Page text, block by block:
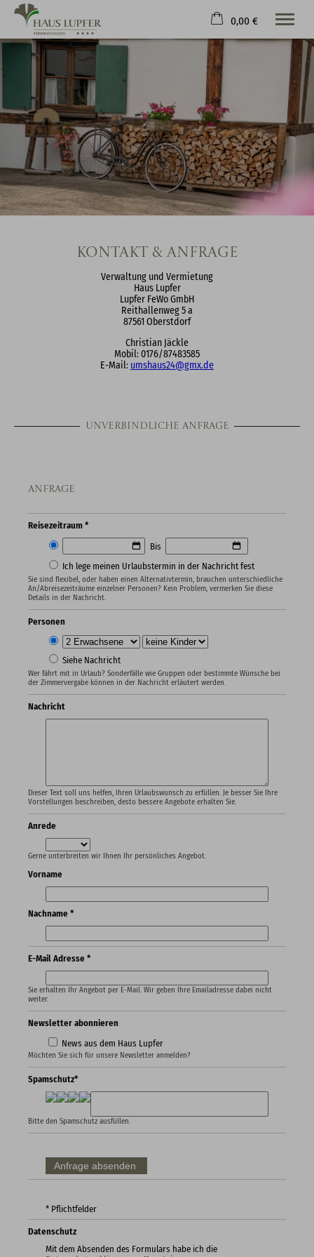
Willkommen
Wohnen & Preise
Freizeit
Kontakt & Service
Tel.+49 176 874 835 85
0,00 €
Kontakt & Anfrage
Verwaltung und Vermietung
Haus Lupfer
Lupfer FeWo GmbH
Reithallenweg 5 a
87561 Oberstdorf
Christian Jäckle
Mobil: 0176/87483585
E-Mail: umshaus24@gmx.de
Unverbindliche Anfrage
Anfrage
Reisezeitraum *
Bis
Ich lege meinen Urlaubstermin in der Nachricht fest
Sie sind flexibel, oder haben einen Alternativtermin, brauchen unterschiedliche
An/Abreisezeiträume einzelner Personen? Kein Problem, vermerken Sie diese
Details in der Nachricht.
Personen
Siehe Nachricht
Wer fährt mit in Urlaub? Sonderfälle wie Gruppen oder bestimmte Wünsche bei
der Zimmervergabe können in der Nachricht erläutert werden.
Nachricht
Dieser Text soll uns helfen, Ihren Urlaubswunsch zu erfüllen. Je besser Sie Ihre
Vorstellungen beschreiben, desto bessere Angebote erhalten Sie.
Anrede
Gerne unterbreiten wir Ihnen Ihr persönliches Angebot.
Vorname
Nachname *
E-Mail Adresse *
Sie erhalten Ihr Angebot per E-Mail. Wir geben Ihre Emailadresse dabei nicht
weiter.
Newsletter abonnieren
News aus dem Haus Lupfer
Möchten Sie sich für unsere Newsletter anmelden?
Spamschutz*
Bitte den Spamschutz ausfüllen.
* Pflichtfelder
Datenschutz
Mit dem Absenden des Formulars habe ich die